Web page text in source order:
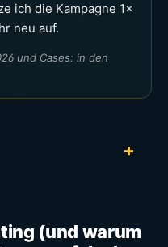
ich die Kampagne 1×
neu auf.
und Cases: in den
(und warum